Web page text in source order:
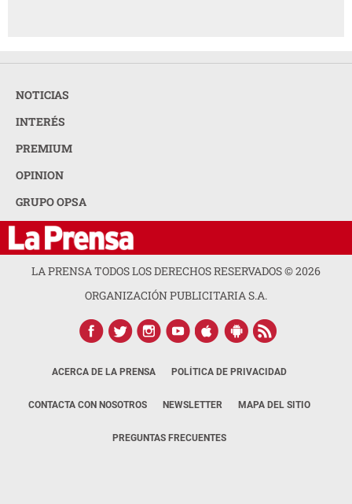
NOTICIAS
INTERÉS
PREMIUM
OPINION
GRUPO OPSA
LA PRENSA TODOS LOS DERECHOS RESERVADOS ©2026
ORGANIZACIÓN PUBLICITARIA S.A.
ACERCA DE LA PRENSA POLÍTICA DE PRIVACIDAD
CONTACTA CON NOSOTROS NEWSLETTER MAPA DEL SITIO
PREGUNTAS FRECUENTES